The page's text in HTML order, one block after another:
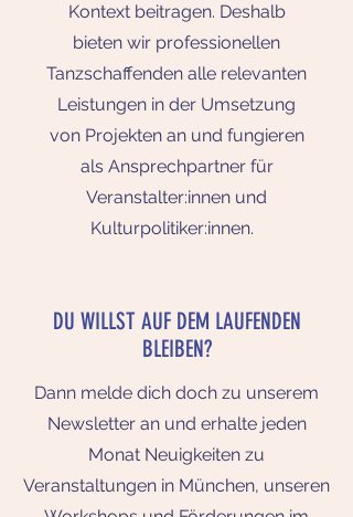
Kontext beitragen. Deshalb
bieten wir professionellen
Tanzschaffenden alle relevanten
Leistungen in der Umsetzung
von Projekten an und fungieren
als Ansprechpartner für
Veranstalter:innen und
Kulturpolitiker:innen.
DU WILLST AUF DEM LAUFENDEN
BLEIBEN?
Dann melde dich doch zu unserem
Newsletter an und erhalte jeden
Monat Neuigkeiten zu
Veranstaltungen in München, unseren